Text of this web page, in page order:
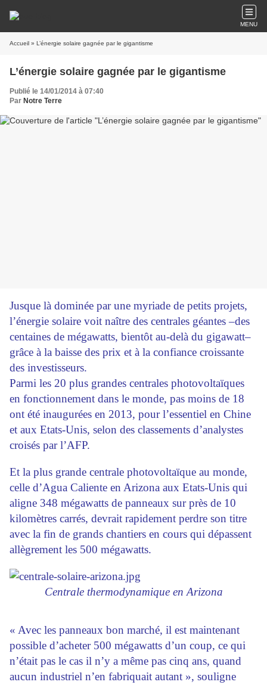
MENU
Accueil » L’énergie solaire gagnée par le gigantisme
L’énergie solaire gagnée par le gigantisme
Publié le 14/01/2014 à 07:40
Par Notre Terre
Jusque là dominée par une myriade de petits projets,
l’énergie solaire voit naître des centrales géantes –des
centaines de mégawatts, bientôt au-delà du gigawatt–
grâce à la baisse des prix et à la confiance croissante
des investisseurs.
Parmi les 20 plus grandes centrales photovoltaïques
en fonctionnement dans le monde, pas moins de 18
ont été inaugurées en 2013, pour l’essentiel en Chine
et aux Etats-Unis, selon des classements d’analystes
croisés par l’AFP.
Et la plus grande centrale photovoltaïque au monde,
celle d’Agua Caliente en Arizona aux Etats-Unis qui
aligne 348 mégawatts de panneaux sur près de 10
kilomètres carrés, devrait rapidement perdre son titre
avec la fin de grands chantiers en cours qui dépassent
allègrement les 500 mégawatts.
Centrale thermodynamique en Arizona
« Avec les panneaux bon marché, il est maintenant
possible d’acheter 500 mégawatts d’un coup, ce qui
n’était pas le cas il n’y a même pas cinq ans, quand
aucun industriel n’en fabriquait autant », souligne